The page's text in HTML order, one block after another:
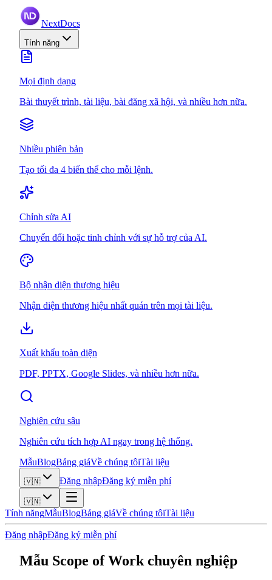
NextDocs
Tính năng
Mọi định dạng
Bài thuyết trình, tài liệu, bài đăng xã hội, và nhiều hơn nữa.
Nhiều phiên bản
Tạo tối đa 4 biến thể cho mỗi lệnh.
Chỉnh sửa AI
Chuyển đổi hoặc tinh chỉnh với sự hỗ trợ của AI.
Bộ nhận diện thương hiệu
Nhận diện thương hiệu nhất quán trên mọi tài liệu.
Xuất khẩu toàn diện
PDF, PPTX, Google Slides, và nhiều hơn nữa.
Nghiên cứu sâu
Nghiên cứu tích hợp AI ngay trong hệ thống.
MẫuBlogBảng giáVề chúng tôiTài liệu
🇻🇳 Đăng nhậpĐăng ký miễn phí
🇻🇳
Tính năngMẫuBlogBảng giáVề chúng tôiTài liệu
Đăng nhậpĐăng ký miễn phí
Mẫu Scope of Work chuyên nghiệp